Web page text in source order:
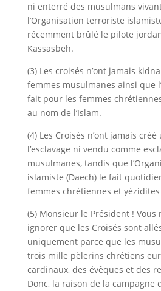
ni enterré des musulmans
l’Organisation terroriste
récemment brûlé le pilote
Kassasbeh.
(3) Les croisés n’ont jamais
femmes musulmanes ainsi que
fait pour les femmes
au nom de l’Islam.
(4) Les Croisés n’ont jamais
l’esclavage ni vendu comme
musulmanes, tandis que
islamiste (Daech) le fait
femmes chrétiennes et
(5) Monsieur le Président ! Vous
ignorer que les Croisés sont
uniquement parce que les
trois mille pèlerins chrétiens
cardinaux, des évêques et des
Donc, la raison de la campagne